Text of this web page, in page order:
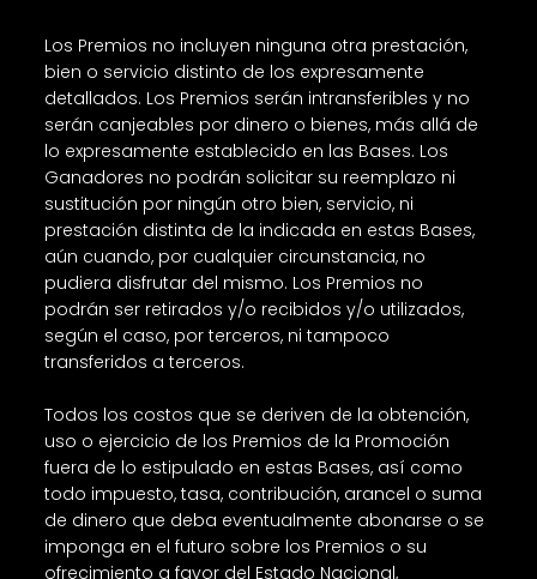
Los Premios no incluyen ninguna otra prestación,
bien o servicio distinto de los expresamente
detallados. Los Premios serán intransferibles y no
serán canjeables por dinero o bienes, más allá de
lo expresamente establecido en las Bases. Los
Ganadores no podrán solicitar su reemplazo ni
sustitución por ningún otro bien, servicio, ni
prestación distinta de la indicada en estas Bases,
aún cuando, por cualquier circunstancia, no
pudiera disfrutar del mismo. Los Premios no
podrán ser retirados y/o recibidos y/o utilizados,
según el caso, por terceros, ni tampoco
transferidos a terceros.
Todos los costos que se deriven de la obtención,
uso o ejercicio de los Premios de la Promoción
fuera de lo estipulado en estas Bases, así como
todo impuesto, tasa, contribución, arancel o suma
de dinero que deba eventualmente abonarse o se
imponga en el futuro sobre los Premios o su
ofrecimiento a favor del Estado Nacional,